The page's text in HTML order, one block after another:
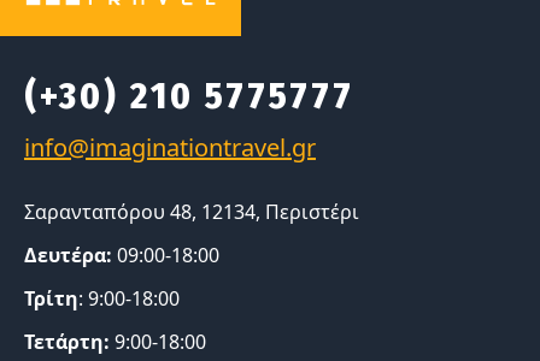
(+30) 210 5775777
Σαρανταπόρου 48, 12134, Περιστέρι
Δευτέρα: 09:00-18:00
Τρίτη: 9:00-18:00
Τετάρτη: 9:00-18:00